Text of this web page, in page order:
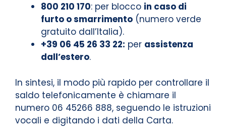
800 210 170: per blocco in caso di
furto o smarrimento (numero verde
gratuito dall’Italia).
+39 06 45 26 33 22: per assistenza
dall’estero.
In sintesi, il modo più rapido per controllare il
saldo telefonicamente è chiamare il
numero 06 45266 888, seguendo le istruzioni
vocali e digitando i dati della Carta.